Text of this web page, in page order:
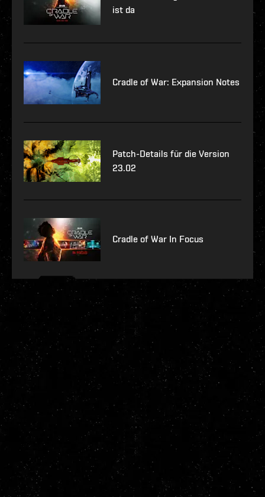
ist da
Cradle of War: Expansion Notes
Patch-Details für die Version
23.02
Cradle of War In Focus